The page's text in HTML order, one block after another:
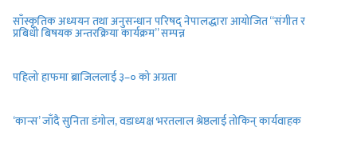
साँस्कृतिक अध्ययन तथा अनुसन्धान परिषद् नेपालद्धारा आयोजित “संगीत र
प्रबिधी बिषयक अन्तरक्रिया कार्यक्रम” सम्पन्न
पहिलो हाफमा ब्राजिललाई ३–० को अग्रता
‘कान्स’ जाँदै सुनिता डंगोल, वडाध्यक्ष भरतलाल श्रेष्ठलाई तोकिन् कार्यवाहक